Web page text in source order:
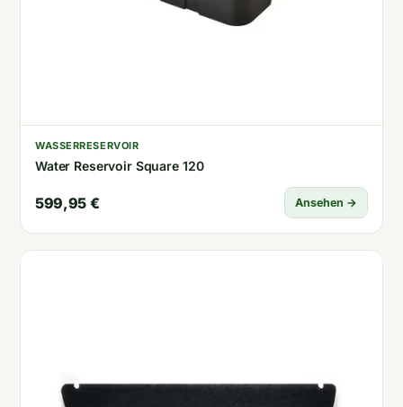
WASSERRESERVOIR
Water Reservoir Square 120
599,95 € Ansehen →